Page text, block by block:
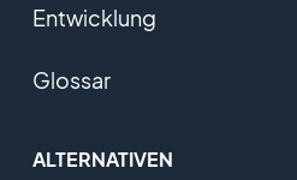
Entwicklung
Glossar
ALTERNATIVEN